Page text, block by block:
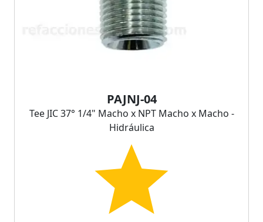
PAJNJ-04
Tee JIC 37° 1/4" Macho x NPT Macho x Macho -
Hidráulica